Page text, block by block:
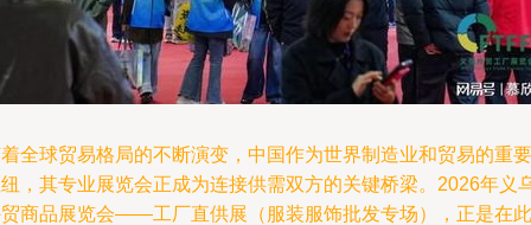
全球贸易格局的不断演变，中国作为世界制造业和贸易的重要
，其专业展览会正成为连接供需双方的关键桥梁。2026年义
商品展览会——工厂直供展（服装服饰批发专场），正是在此